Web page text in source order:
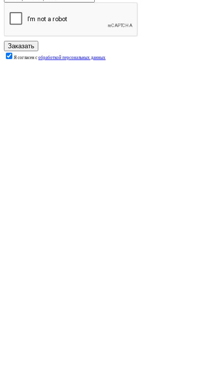
Я согласен с обработкой персональных данных